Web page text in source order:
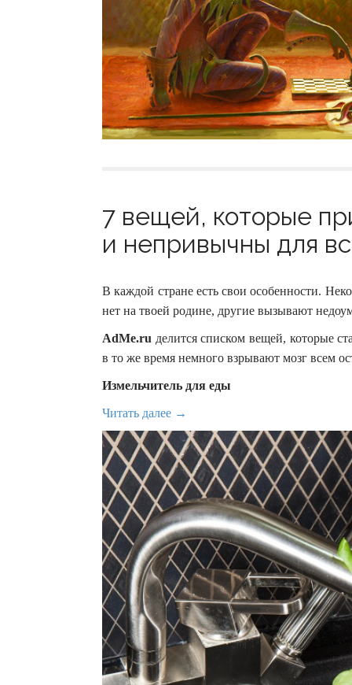
7 вещей, которые
и непривычны для
В каждой стране есть свои особенности.
нет на твоей родине, другие вызывают
AdMe.ru делится списком вещей, которые
в то же время немного взрывают мозг всем
Измельчитель для еды
Читать далее →